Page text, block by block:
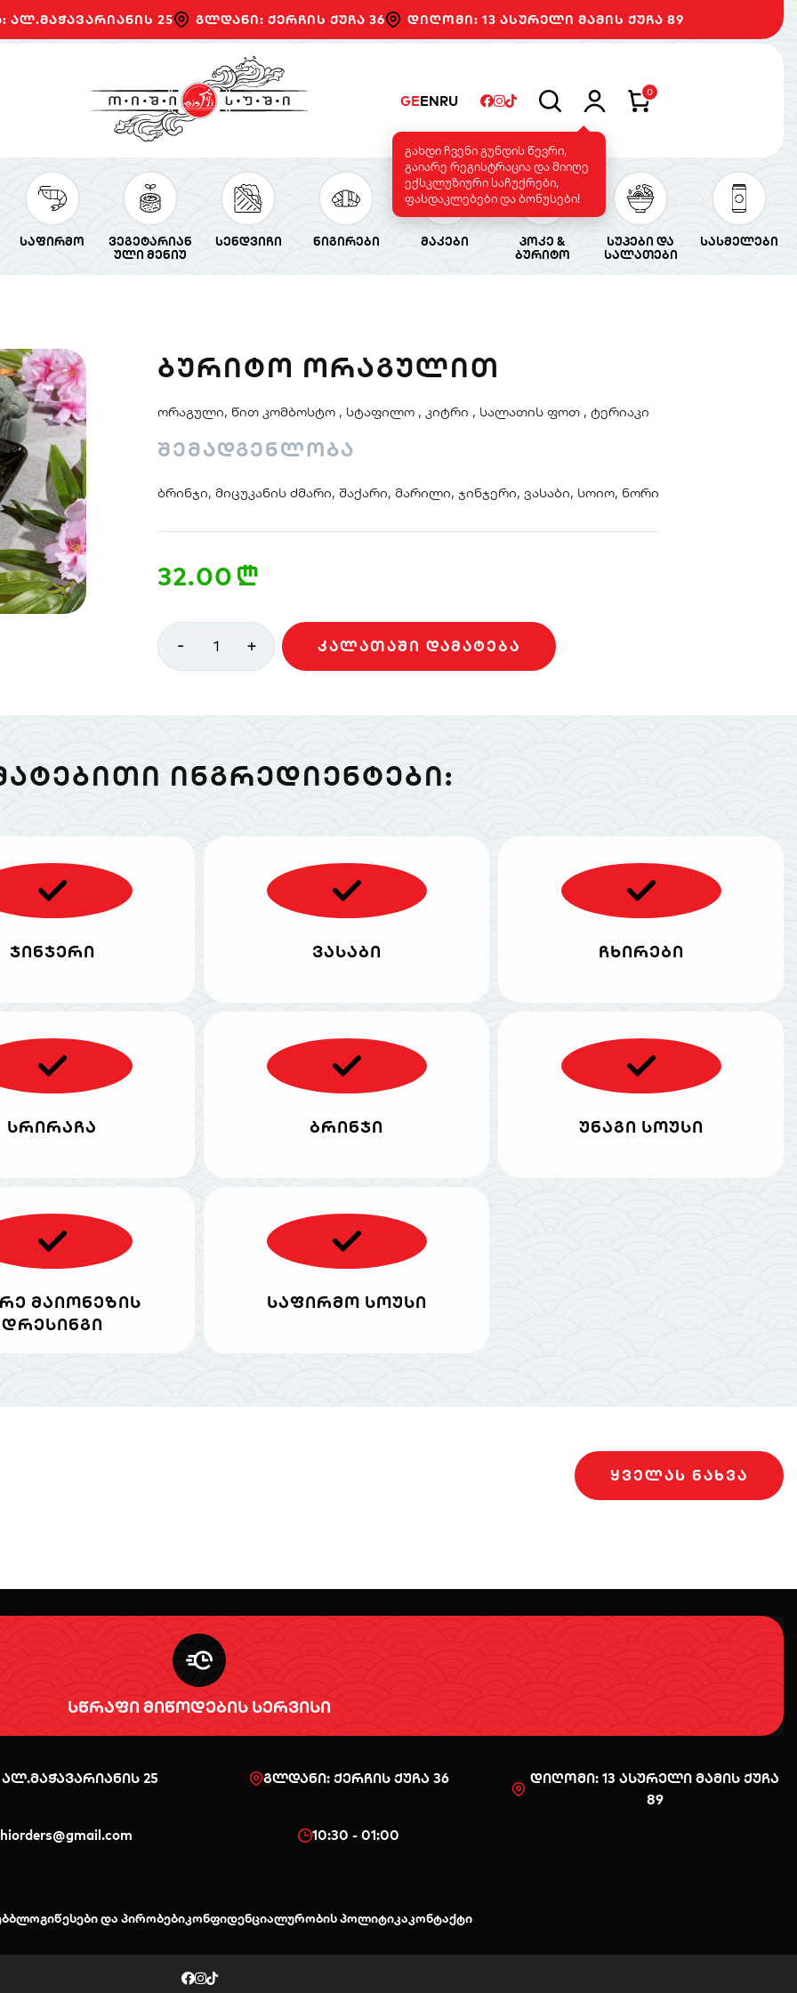
ალ.მაჭავარიანის 25 გლდანი: ქერჩის ქუჩა 36 დიღომი: 13 ასურელი მამის ქუჩა 89
GEENRU
გახდი ჩვენი გუნდის წევრი,
გაიარე რეგისტრაცია და მიიღე
ექსკლუზიური საჩუქრები,
ფასდაკლებები და ბონუსები!
0
საფირმო
ვეგეტარიან
ული მენიუ
სენდვიჩი ნიგირები მაკები
პოკე &
ბურიტო
სუპები და
სალათები
სასმელები
ᲑᲣᲠᲘᲢᲝ ᲝᲠᲐᲒᲣᲚᲘᲗ
ორაგული, წით კომბოსტო , სტაფილო , კიტრი , სალათის ფოთ , ტერიაკი
შემადგენლობა
ბრინჯი, მიცუკანის ძმარი, შაქარი, მარილი, ჯინჯერი, ვასაბი, სოიო, ნორი
32.00 n
- 1 + ᲙᲐᲚᲐᲗᲐᲨᲘ ᲓᲐᲛᲐᲢᲔᲑᲐ
ᲘᲜᲒᲠᲔᲓᲘᲔᲜᲢᲔᲑᲘ:
ჯინჯერი ვასაბი ჩხირები
სრირაჩა ბრინჯი უნაგი სოუსი
მაიონეზის
დრესინგი
საფირმო სოუსი
ᲧᲕᲔᲚᲐᲡ ᲜᲐᲮᲕᲐ
სწრაფი მიწოდების სერვისი
25 გლდანი: ქერჩის ქუჩა 36
დიღომი: 13 ასურელი მამის ქუჩა
89
10:30 - 01:00
ბლოგიწესები და პირობებიკონფიდენციალურობის პოლიტიკაკონტაქტი